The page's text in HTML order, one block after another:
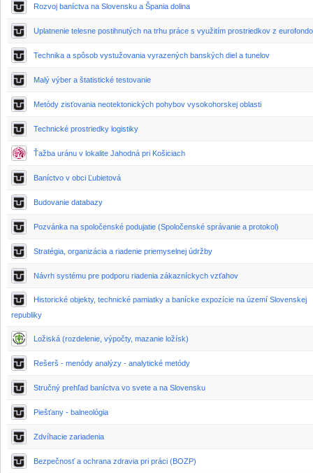
Rozvoj baníctva na Slovensku a Špania dolina
Uplatnenie telesne postihnutých na trhu práce s využitím prostriedkov z
Technika a spôsob vystužovania vyrazených banských diel a tunelov
Malý výber a štatistické testovanie
Metódy zisťovania neotektonických pohybov vysokohorskej oblasti
Technické prostriedky logistiky
Ťažba uránu v lokalite Jahodná pri Košiciach
Baníctvo v obci Ľubietová
Budovanie databazy
Pozvánka na spoločenské podujatie (Spoločenské správanie a protokol)
Stratégia, organizácia a riadenie priemyselnej údržby
Návrh systému pre podporu riadenia zákazníckych vzťahov
Historické objekty, technické pamiatky a banícke expozície na území Slovenskej
republiky
Ložiská (rozdelenie, výpočty, mazanie ložísk)
Rešerš - menódy analýzy - analytické metódy
Stručný prehľad baníctva vo svete a na Slovensku
Piešťany - balneológia
Zdvíhacie zariadenia
Bezpečnosť a ochrana zdravia pri práci (BOZP)